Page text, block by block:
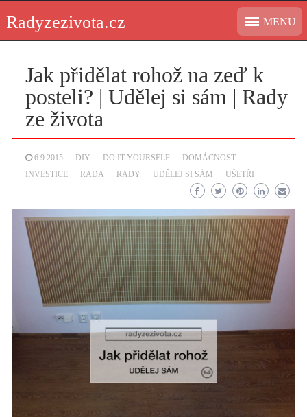
content
Radyzezivota.cz MENU
Jak přidělat rohož na zeď k
posteli? | Udělej si sám | Rady
ze života
6.9.2015 DIY DO IT YOURSELF
DOMÁCNOST
INVESTICE
RADA RADY UDĚLEJ SI SÁM UŠETŘI